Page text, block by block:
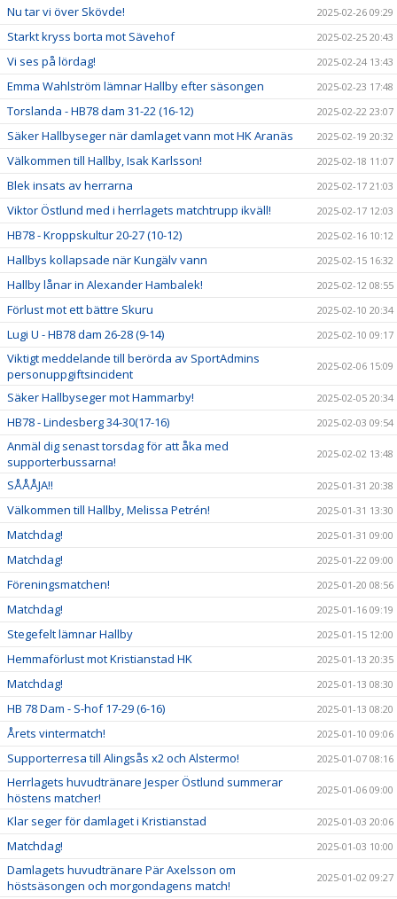
Nu tar vi över Skövde! 2025-02-26 09:29
Starkt kryss borta mot Sävehof 2025-02-25 20:43
Vi ses på lördag! 2025-02-24 13:43
Emma Wahlström lämnar Hallby efter säsongen 2025-02-23 17:48
Torslanda - HB78 dam 31-22 (16-12) 2025-02-22 23:07
Säker Hallbyseger när damlaget vann mot HK Aranäs 2025-02-19 20:32
Välkommen till Hallby, Isak Karlsson! 2025-02-18 11:07
Blek insats av herrarna 2025-02-17 21:03
Viktor Östlund med i herrlagets matchtrupp ikväll! 2025-02-17 12:03
HB78 - Kroppskultur 20-27 (10-12) 2025-02-16 10:12
Hallbys kollapsade när Kungälv vann 2025-02-15 16:32
Hallby lånar in Alexander Hambalek! 2025-02-12 08:55
Förlust mot ett bättre Skuru 2025-02-10 20:34
Lugi U - HB78 dam 26-28 (9-14) 2025-02-10 09:17
Viktigt meddelande till berörda av SportAdmins
personuppgiftsincident
2025-02-06 15:09
Säker Hallbyseger mot Hammarby! 2025-02-05 20:34
HB78 - Lindesberg 34-30(17-16) 2025-02-03 09:54
Anmäl dig senast torsdag för att åka med
supporterbussarna!
2025-02-02 13:48
SÅÅÅJA!! 2025-01-31 20:38
Välkommen till Hallby, Melissa Petrén! 2025-01-31 13:30
Matchdag! 2025-01-31 09:00
Matchdag! 2025-01-22 09:00
Föreningsmatchen! 2025-01-20 08:56
Matchdag! 2025-01-16 09:19
Stegefelt lämnar Hallby 2025-01-15 12:00
Hemmaförlust mot Kristianstad HK 2025-01-13 20:35
Matchdag! 2025-01-13 08:30
HB 78 Dam - S-hof 17-29 (6-16) 2025-01-13 08:20
Årets vintermatch! 2025-01-10 09:06
Supporterresa till Alingsås x2 och Alstermo! 2025-01-07 08:16
Herrlagets huvudtränare Jesper Östlund summerar
höstens matcher!
2025-01-06 09:00
Klar seger för damlaget i Kristianstad 2025-01-03 20:06
Matchdag! 2025-01-03 10:00
Damlagets huvudtränare Pär Axelsson om
höstsäsongen och morgondagens match!
2025-01-02 09:27